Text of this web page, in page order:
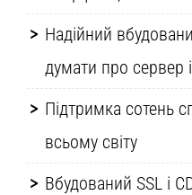
Надійний
думати про сервер
Підтримка сотень
всьому світу
Вбудований SSL і